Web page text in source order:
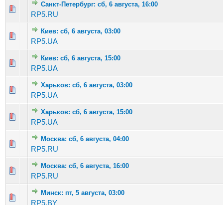
Санкт-Петербург: сб, 6 августа, 16:00
RP5.RU
Голосов: 4 - Средняя оценка: 2.75 из 5
1234 5
Киев: сб, 6 августа, 03:00
RP5.UA
Голосов: 3 - Средняя оценка: 2.33 из 5
12345
Киев: сб, 6 августа, 15:00
RP5.UA
Голосов: 3 - Средняя оценка: 2 из 5
12345
Харьков: сб, 6 августа, 03:00
RP5.UA
Голосов: 3 - Средняя оценка: 1.33 из 5
123 45
Харьков: сб, 6 августа, 15:00
RP5.UA
Голосов: 1 - Средняя оценка: 1 из 5
123 45
Москва: сб, 6 августа, 04:00
RP5.RU
Голосов: 4 - Средняя оценка: 1.25 из 5
1 2 345
Москва: сб, 6 августа, 16:00
RP5.RU
Голосов: 2 - Средняя оценка: 2 из 5
1 2 345
Минск: пт, 5 августа, 03:00
RP5.BY
Голосов: 1 - Средняя оценка: 1 из 5
1 2345